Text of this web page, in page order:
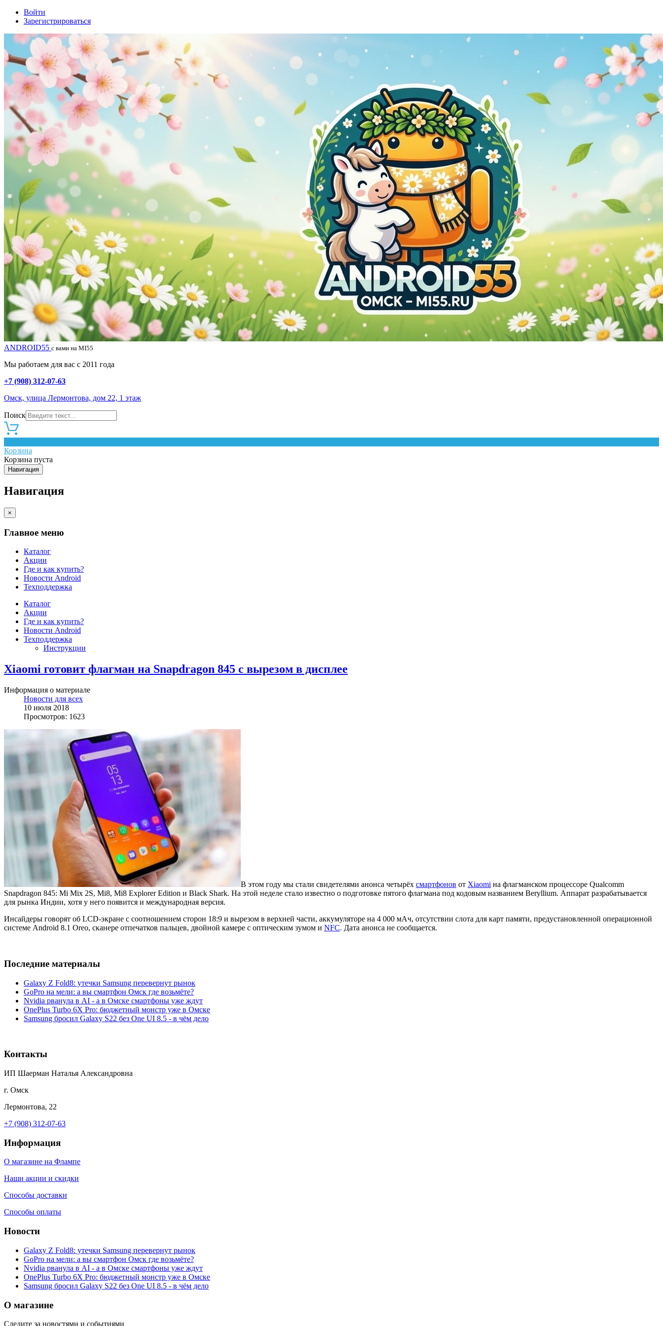
Войти
Зарегистрироваться
ANDROID55 с вами на MI55
Мы работаем для вас с 2011 года
+7 (908) 312-07-63
Омск, улица Лермонтова, дом 22, 1 этаж
Поиск
Корзина
Корзина пуста
Навигация
Навигация
×
Главное меню
Каталог
Акции
Где и как купить?
Новости Android
Техподдержка
Каталог
Акции
Где и как купить?
Новости Android
Техподдержка
Инструкции
Xiaomi готовит флагман на Snapdragon 845 с вырезом в дисплее
Информация о материале
Новости для всех
10 июля 2018
Просмотров: 1623
В этом году мы стали свидетелями анонса четырёх смартфонов от Xiaomi на флагманском процессоре Qualcomm
Snapdragon 845: Mi Mix 2S, Mi8, Mi8 Explorer Edition и Black Shark. На этой неделе стало известно о подготовке пятого флагмана под кодовым названием Beryllium. Аппарат разрабатывается
для рынка Индии, хотя у него появится и международная версия.
Инсайдеры говорят об LCD-экране с соотношением сторон 18:9 и вырезом в верхней части, аккумуляторе на 4 000 мАч, отсутствии слота для карт памяти, предустановленной операционной
системе Android 8.1 Oreo, сканере отпечатков пальцев, двойной камере с оптическим зумом и NFC. Дата анонса не сообщается.
Последние материалы
Galaxy Z Fold8: утечки Samsung перевернут рынок
GoPro на мели: а вы смартфон Омск где возьмёте?
Nvidia рванула в AI - а в Омске смартфоны уже ждут
OnePlus Turbo 6X Pro: бюджетный монстр уже в Омске
Samsung бросил Galaxy S22 без One UI 8.5 - в чём дело
Контакты
ИП Шаерман Наталья Александровна
г. Омск
Лермонтова, 22
+7 (908) 312-07-63
Информация
О магазине на Флампе
Наши акции и скидки
Способы доставки
Способы оплаты
Новости
Galaxy Z Fold8: утечки Samsung перевернут рынок
GoPro на мели: а вы смартфон Омск где возьмёте?
Nvidia рванула в AI - а в Омске смартфоны уже ждут
OnePlus Turbo 6X Pro: бюджетный монстр уже в Омске
Samsung бросил Galaxy S22 без One UI 8.5 - в чём дело
О магазине
Следите за новостями и событиями